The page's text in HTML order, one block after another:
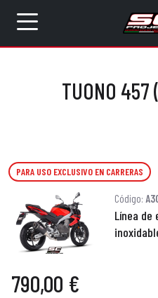
TUONO
PARA USO EXCLUSIVO EN CARRERAS
Código:
Línea de
790,00 €